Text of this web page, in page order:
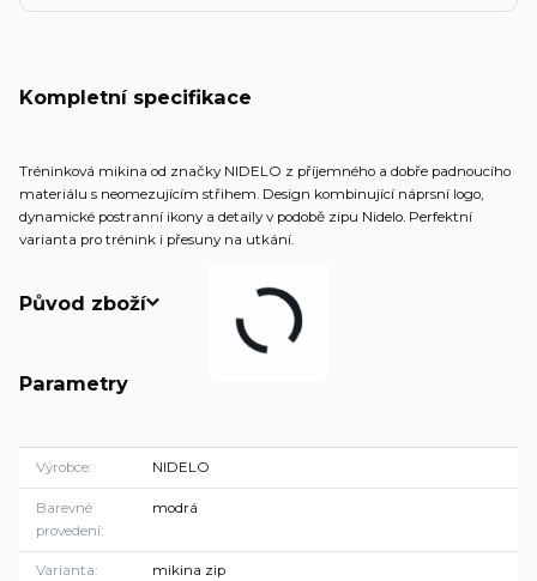
Kompletní specifikace
Tréninková mikina od značky NIDELO z příjemného a dobře padnoucího
materiálu s neomezujícím střihem. Design kombinující náprsní logo,
dynamické postranní ikony a detaily v podobě zipu Nidelo. Perfektní
varianta pro trénink i přesuny na utkání.
Původ zboží
Parametry
Výrobce NIDELO
Barevné
provedení
modrá
Varianta mikina zip